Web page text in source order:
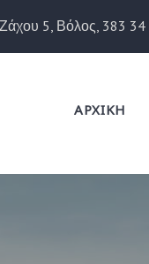
Ζάχου 5, Βόλος, 383 34
ΑΡΧΙΚΗ